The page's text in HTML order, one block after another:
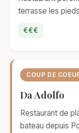
terrasse les
€€€
COUP DE
Da Adolfo
Restaurant de
bateau depuis